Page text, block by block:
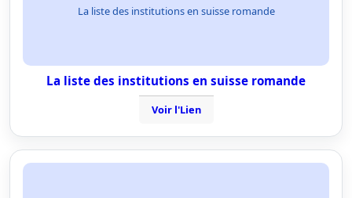
La liste des institutions en suisse romande
La liste des institutions en suisse romande
Voir l'Lien